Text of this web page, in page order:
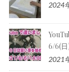
2024
6/6(日
2021